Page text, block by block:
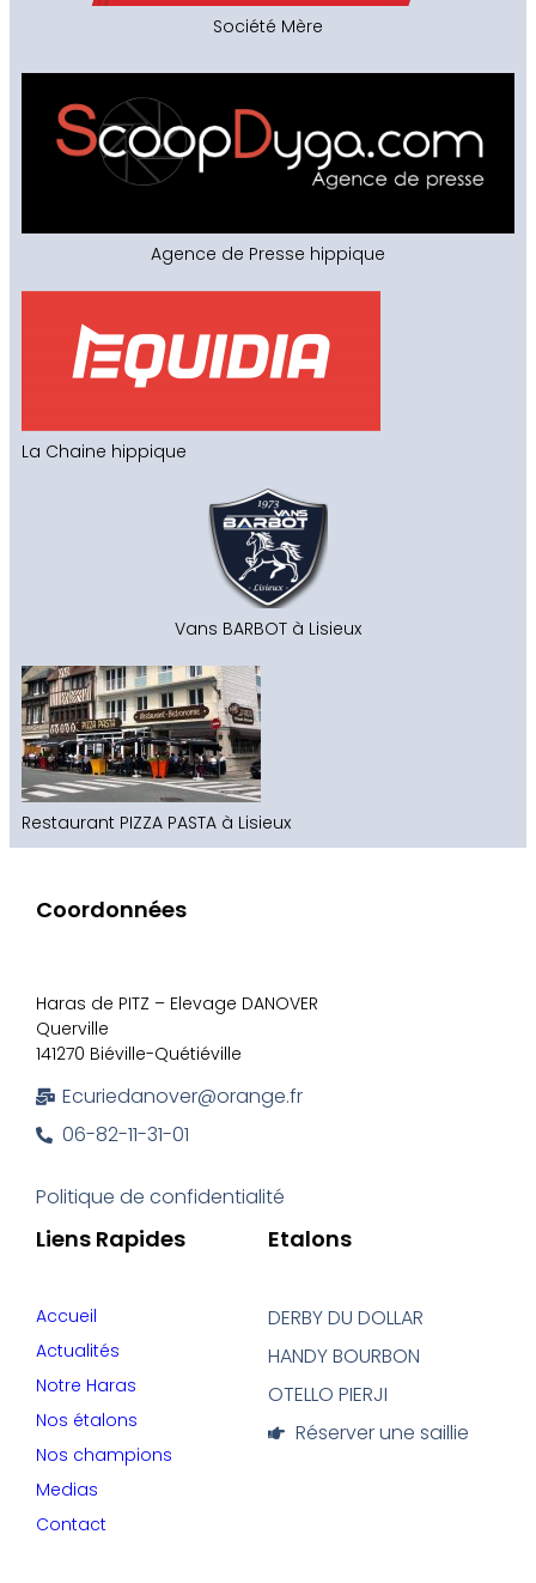
Société Mère
Agence de Presse hippique
La Chaine hippique
Vans BARBOT à Lisieux
Restaurant PIZZA PASTA à Lisieux
Etalons
DERBY DU DOLLAR
HANDY BOURBON
OTELLO PIERJI
Réserver une saillie
Liens Rapides
Accueil
Actualités
Notre Haras
Nos étalons
Nos champions
Medias
Contact
Coordonnées
Haras de PITZ – Elevage DANOVER
Querville
141270 Biéville-Quétiéville
Ecuriedanover@orange.fr
06-82-11-31-01
Politique de confidentialité